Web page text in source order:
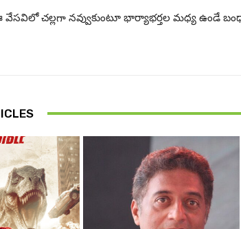
చల్లగా నవ్వుకుంటూ భార్యాభర్తల మధ్య ఉండే